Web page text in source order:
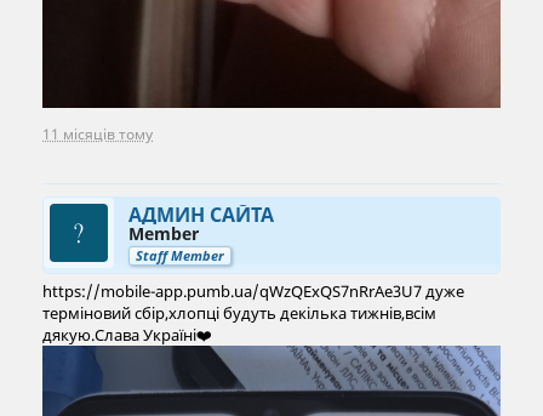
11 місяців тому
АДМИН САЙТА
Member
Staff Member
https://mobile-app.pumb.ua/qWzQExQS7nRrAe3U7 дуже
терміновий сбір,хлопці будуть декілька тижнів,всім
дякую.Слава Україні❤️